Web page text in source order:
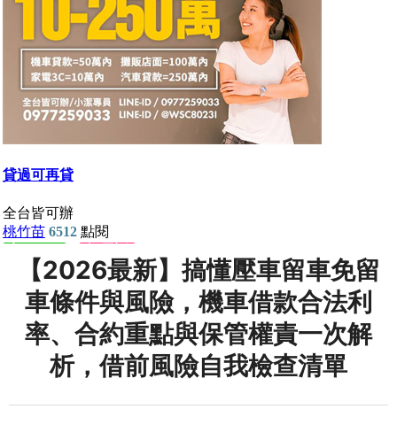
【2026最新】搞懂壓車留車免留
車條件與風險，機車借款合法利
率、合約重點與保管權責一次解
析，借前風險自我檢查清單